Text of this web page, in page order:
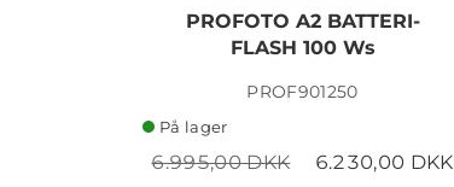
PROFOTO A2 BATTERI-
FLASH 100 Ws
PROF901250
På lager
6.995,00 DKK 6.230,00 DKK